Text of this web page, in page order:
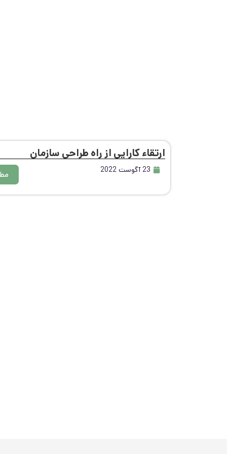
ارتقاء کارایی از راه طراحی سازمان
23 آگوست 2022